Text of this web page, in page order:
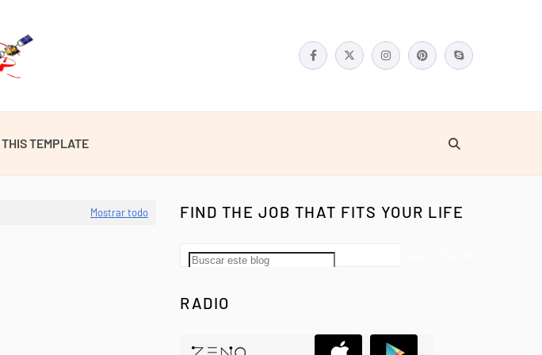
TEMPLATE
Mostrar todo FIND THE JOB THAT FITS YOUR LIFE
RADIO